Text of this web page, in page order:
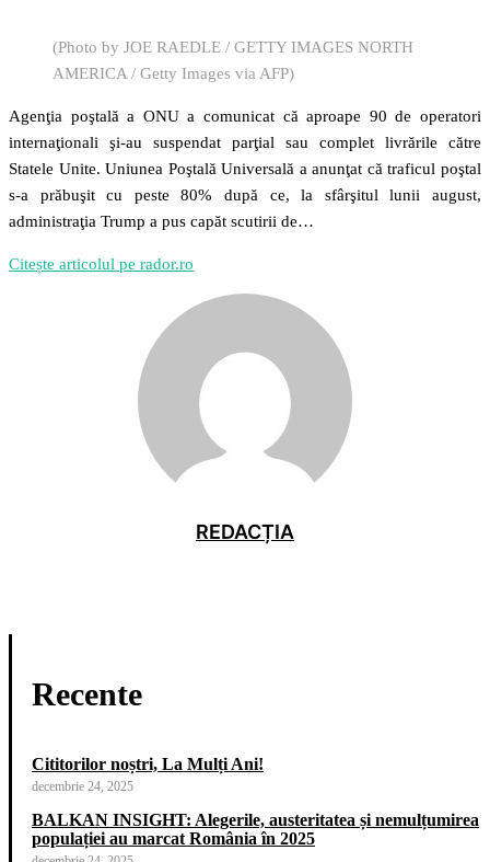
(Photo by JOE RAEDLE / GETTY IMAGES NORTH
AMERICA / Getty Images via AFP)
Agenţia poştală a ONU a comunicat că aproape 90 de operatori
internaţionali şi-au suspendat parţial sau complet livrările către
Statele Unite. Uniunea Poştală Universală a anunţat că traficul poştal
s-a prăbuşit cu peste 80% după ce, la sfârşitul lunii august,
administraţia Trump a pus capăt scutirii de…
Citește articolul pe rador.ro
REDACȚIA
Recente
Cititorilor noștri, La Mulți Ani!
decembrie 24, 2025
BALKAN INSIGHT: Alegerile, austeritatea și nemulțumirea
populației au marcat România în 2025